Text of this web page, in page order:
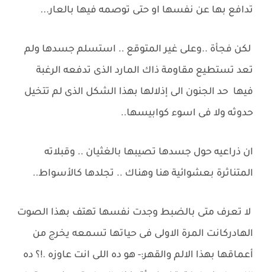
تدافع بها عن نفسها او حتى توصمه فيها بالعار...
لكن فجأة ..وعلى غير المتوقع .. استسلم جسدها ولم
تعد تستطيع مقاومة ذاك المارد الذى تدفعه الرغبة
فيها حد الجنون الى إذلالها بهذا الشكل الذى لم تتخيل
حدوثه ولا فى اسوء كوابيسها..
ان ذراعيه حول جسدها تصيبها بالغثيان .. وقبلاته
المتناثرة بعشوائية هنا وهناك .. تجلدها كالأسواط..
لا تعرف متى بالضبط وجدت نفسها تهتف بهذا الصوت
الهادركانت المرة الاولى فى حياتها تسمعه يخرج من
أعماقها بهذا الالم والقهر:- هو ده اللى انت عاوزه .!؟ ده